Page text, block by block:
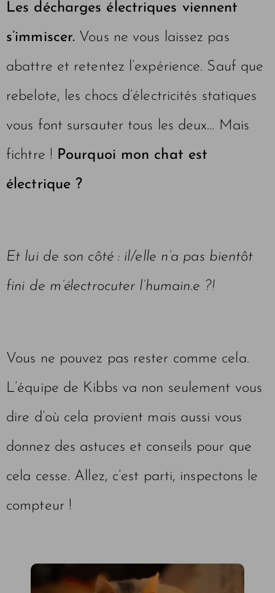
Les décharges électriques viennent
s’immiscer. Vous ne vous laissez pas
abattre et retentez l’expérience. Sauf que
rebelote, les chocs d’électricités statiques
vous font sursauter tous les deux… Mais
fichtre ! Pourquoi mon chat est
électrique ?
Et lui de son côté : il/elle n’a pas bientôt
fini de m’électrocuter l’humain.e ?!
Vous ne pouvez pas rester comme cela.
L’équipe de Kibbs va non seulement vous
dire d’où cela provient mais aussi vous
donnez des astuces et conseils pour que
cela cesse. Allez, c’est parti, inspectons le
compteur !